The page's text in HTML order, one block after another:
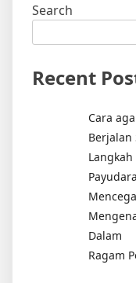
Search
Recent
Cara
Berjalan
Payudara
Dalam
Ragam